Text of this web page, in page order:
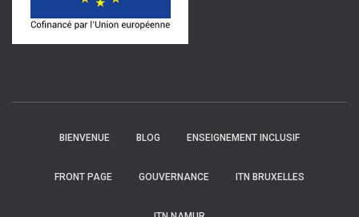
BIENVENUE BLOG ENSEIGNEMENT INCLUSIF
FRONT PAGE GOUVERNANCE ITN BRUXELLES